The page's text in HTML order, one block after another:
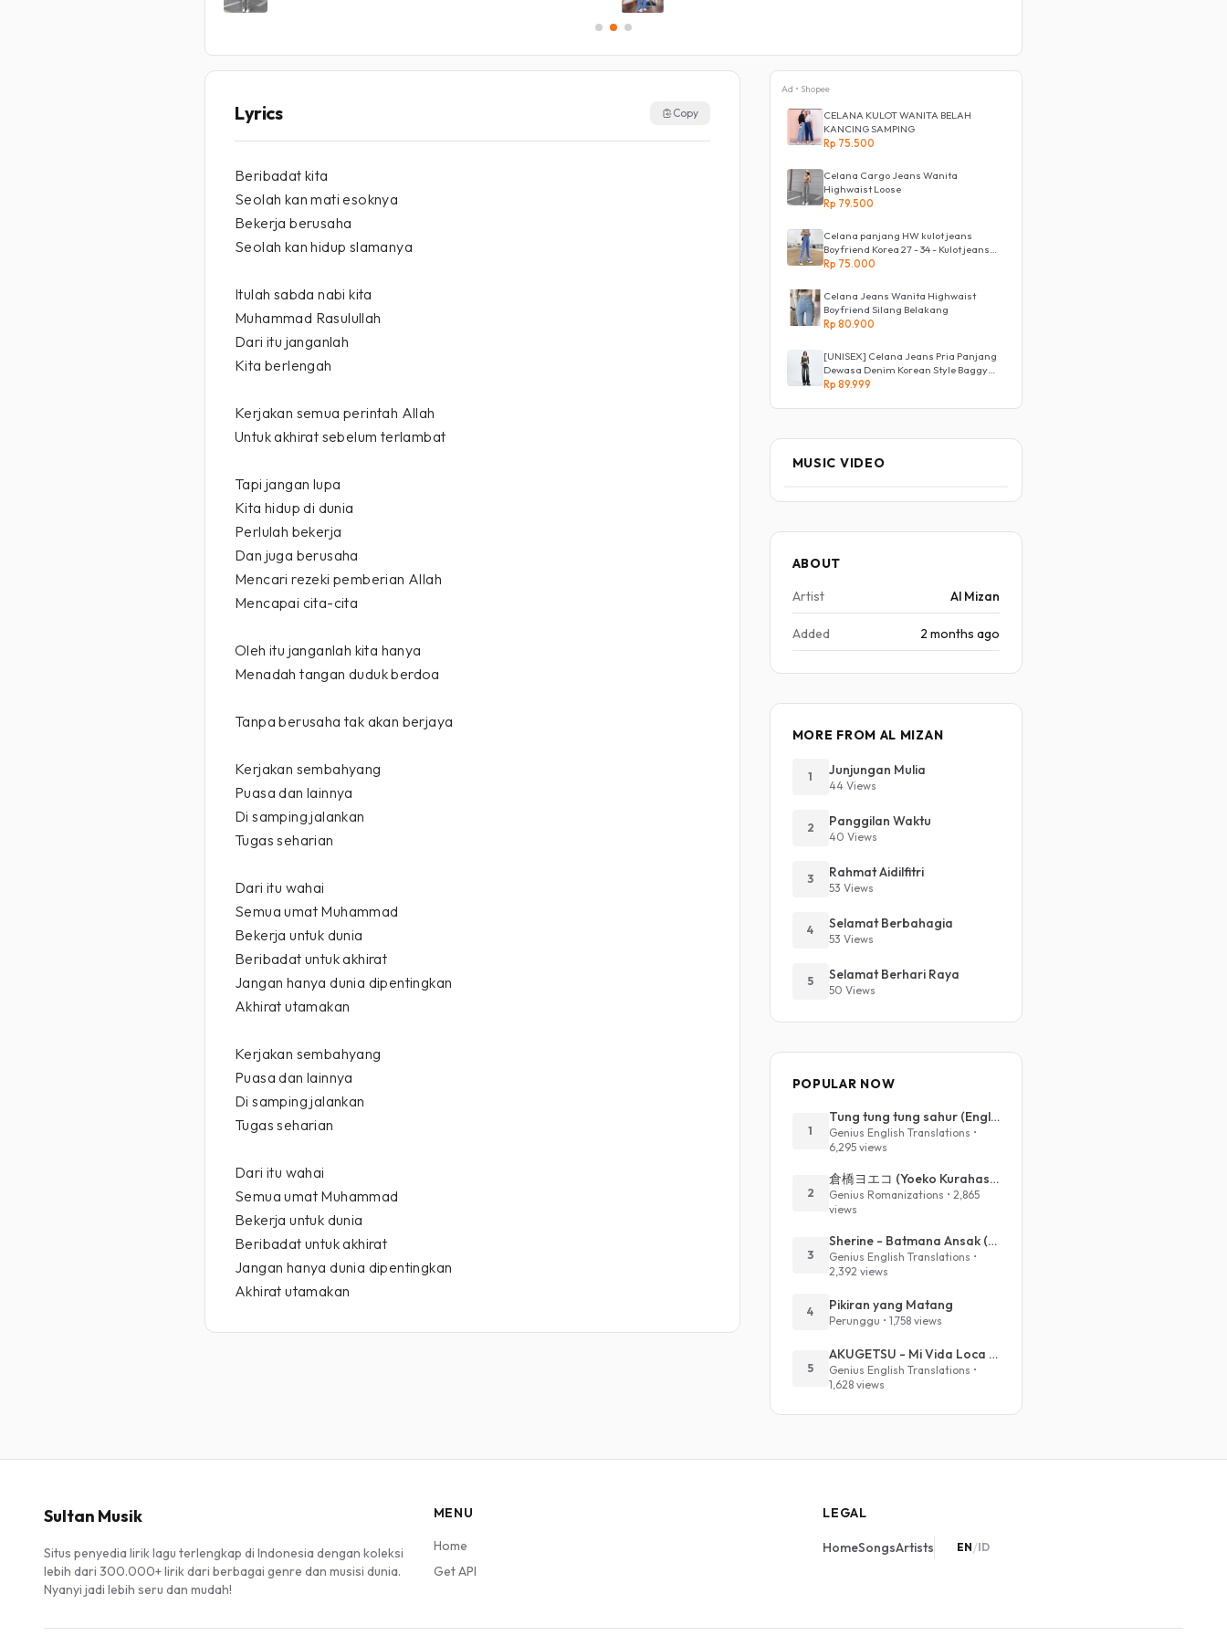
Lyrics Copy
Beribadat kita
Seolah kan mati esoknya
Bekerja berusaha
Seolah kan hidup slamanya
Itulah sabda nabi kita
Muhammad Rasulullah
Dari itu janganlah
Kita berlengah
Kerjakan semua perintah Allah
Untuk akhirat sebelum terlambat
Tapi jangan lupa
Kita hidup di dunia
Perlulah bekerja
Dan juga berusaha
Mencari rezeki pemberian Allah
Mencapai cita-cita
Oleh itu janganlah kita hanya
Menadah tangan duduk berdoa
Tanpa berusaha tak akan berjaya
Kerjakan sembahyang
Puasa dan lainnya
Di samping jalankan
Tugas seharian
Dari itu wahai
Semua umat Muhammad
Bekerja untuk dunia
Beribadat untuk akhirat
Jangan hanya dunia dipentingkan
Akhirat utamakan
Kerjakan sembahyang
Puasa dan lainnya
Di samping jalankan
Tugas seharian
Dari itu wahai
Semua umat Muhammad
Bekerja untuk dunia
Beribadat untuk akhirat
Jangan hanya dunia dipentingkan
Akhirat utamakan
Ad • Shopee
CELANA KULOT WANITA BELAH
KANCING SAMPING
Rp 75.500
Celana Cargo Jeans Wanita
Highwaist Loose
Rp 79.500
Celana panjang HW kulot jeans
Boyfriend Korea 27 - 34 - Kulot jeans
LOVE
Rp 75.000
Celana Jeans Wanita Highwaist
Boyfriend Silang Belakang
Rp 80.900
[UNISEX] Celana Jeans Pria Panjang
Dewasa Denim Korean Style Baggy
Pants Jeans HighWaist Murah
Rp 89.999
MUSIC VIDEO
ABOUT
Artist
Al Mizan
Added 2 months ago
MORE FROM AL MIZAN
1 Junjungan Mulia
44 Views
2 Panggilan Waktu
40 Views
3 Rahmat Aidilfitri
53 Views
4 Selamat Berbahagia
53 Views
5 Selamat Berhari Raya
50 Views
POPULAR NOW
1
Tung tung tung sahur (English Translation)
Genius English Translations •
6,295 views
2
倉橋ヨエコ (Yoeko Kurahashi) - 沈める街 (Sinking Town) (Romanized)
Genius Romanizations • 2,865
views
3
Sherine - Batmana Ansak (English Translation)
Genius English Translations •
2,392 views
4 Pikiran yang Matang
Perunggu • 1,758 views
5
AKUGETSU - Mi Vida Loca (VIVINOS - ALNST Sub : Till Part.1)
Genius English Translations •
1,628 views
Sultan Musik
Situs penyedia lirik lagu terlengkap di Indonesia dengan koleksi
lebih dari 300.000+ lirik dari berbagai genre dan musisi dunia.
Nyanyi jadi lebih seru dan mudah!
MENU
Home
Get API
LEGAL
HomeSongsArtists EN/ID